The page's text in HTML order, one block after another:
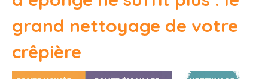
grand nettoyage de votre
crêpière